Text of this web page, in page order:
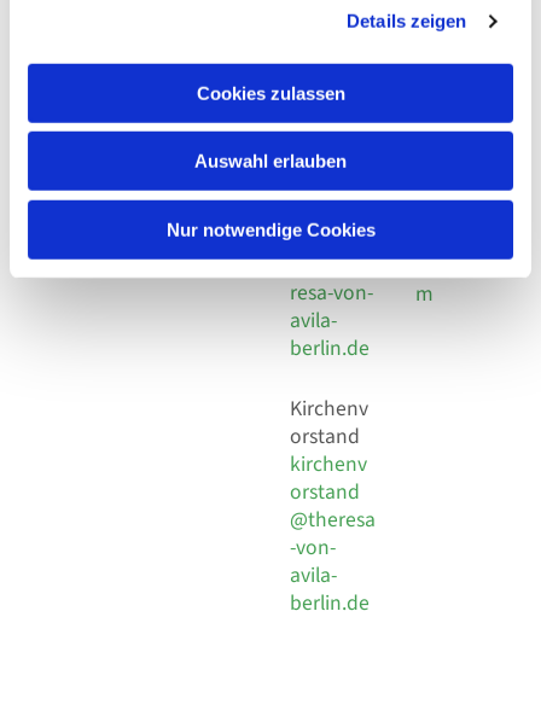
Details zeigen
Cookies zulassen
Auswahl erlauben
Nur notwendige Cookies
Kirchengemeinde Pfarrei
Hl. Theresa von Avila Berlin
Leitender Pfarrer - Norbert
Behaimstr. 39
Telefon
+49 30
924 64 28
Fax +49
30 924 54
18
E-Mail
info@the
resa-von-
avila-
berlin.de
Kirchenv
orstand
kirchenv
orstand
@theresa
-von-
avila-
berlin.de
Datensch
utz
Social
Impressu
m